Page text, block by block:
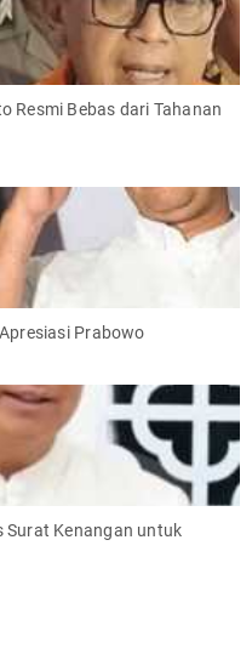
Resmi Bebas dari Tahanan
Prabowo
Surat Kenangan untuk